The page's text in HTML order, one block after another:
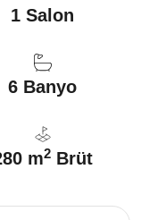
1 Salon
6 Banyo
m2Brüt